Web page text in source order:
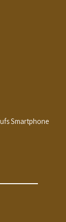
Smartphone